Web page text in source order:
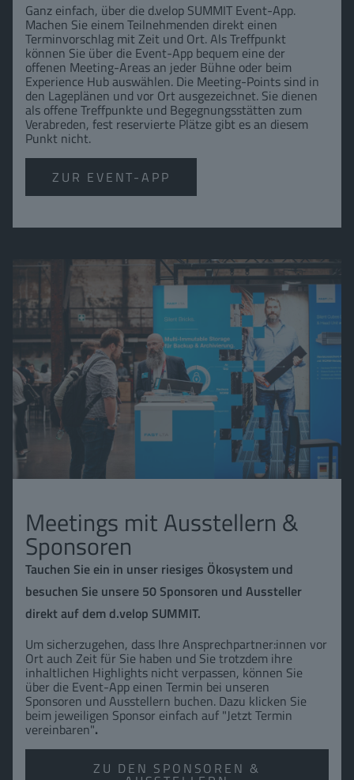
Ganz einfach, über die d.velop SUMMIT Event-App.
Machen Sie einem Teilnehmenden direkt einen
Terminvorschlag mit Zeit und Ort. Als Treffpunkt
können Sie über die Event-App bequem eine der
offenen Meeting-Areas an jeder Bühne oder beim
Experience Hub auswählen. Die Meeting-Points sind in
den Lageplänen und vor Ort ausgezeichnet. Sie dienen
als offene Treffpunkte und Begegnungsstätten zum
Verabreden, fest reservierte Plätze gibt es an diesem
Punkt nicht.
ZUR EVENT-APP
Meetings mit Ausstellern &
Sponsoren
Tauchen Sie ein in unser riesiges Ökosystem und
besuchen Sie unsere 50 Sponsoren und Aussteller
direkt auf dem d.velop SUMMIT.
Um sicherzugehen, dass Ihre Ansprechpartner:innen vor
Ort auch Zeit für Sie haben und Sie trotzdem ihre
inhaltlichen Highlights nicht verpassen, können Sie
über die Event-App einen Termin bei unseren
Sponsoren und Ausstellern buchen. Dazu klicken Sie
beim jeweiligen Sponsor einfach auf "Jetzt Termin
vereinbaren".
ZU DEN SPONSOREN &